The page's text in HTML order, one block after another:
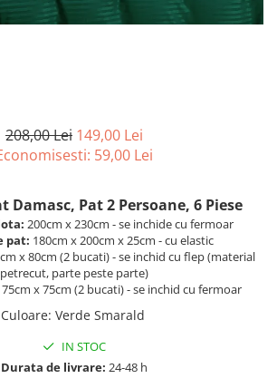
208,00 Lei 149,00 Lei
59,00 Lei
Damasc, Pat 2 Persoane, 6 Piese
200cm x 230cm - se inchide cu fermoar
pat: 180cm x 200cm x 25cm - cu elastic
x 80cm (2 bucati) - se inchid cu flep (material
petrecut, parte peste parte)
75cm x 75cm (2 bucati) - se inchid cu fermoar
Culoare: Verde Smarald
IN STOC
Durata de livrare: 24-48 h